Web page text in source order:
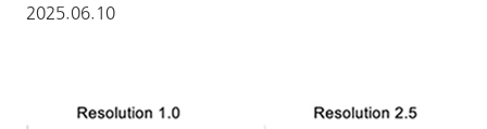
2025.06.10